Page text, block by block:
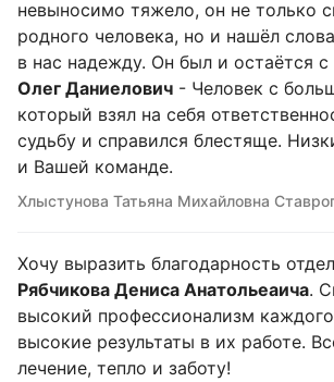
невыносимо тяжело, он не только
родного человека, но и нашёл
в нас надежду. Он был и остаётся с
Олег Даниелович - Человек с
который взял на себя
судьбу и справился блестяще.
и Вашей команде.
Хлыстунова Татьяна Михайловна
Хочу выразить благодарность
Рябчикова Дениса Анатольеаича.
высокий профессионализм
высокие результаты в их работе.
лечение, тепло и заботу!